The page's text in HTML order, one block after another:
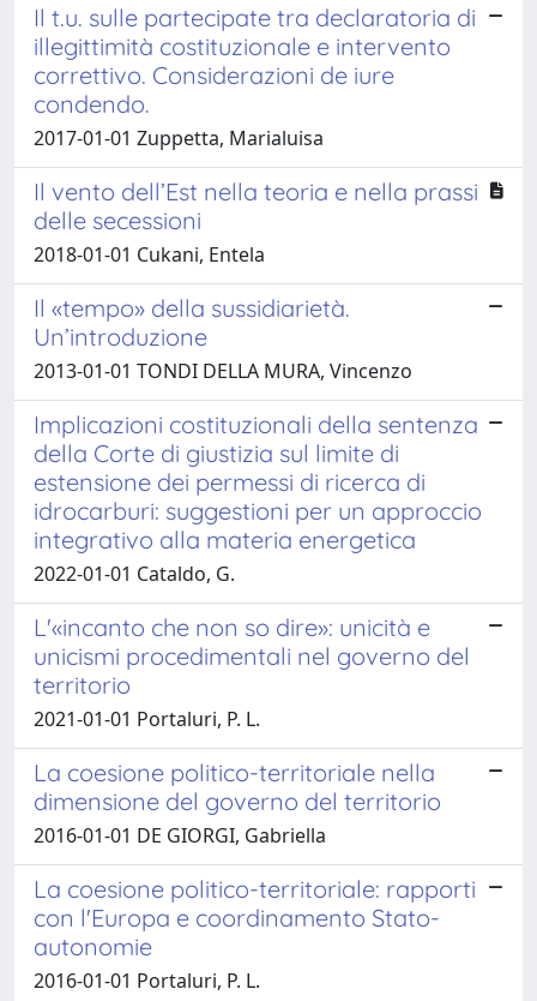
Il t.u. sulle partecipate tra declaratoria di
illegittimità costituzionale e intervento
correttivo. Considerazioni de iure
condendo.
2017-01-01 Zuppetta, Marialuisa
Il vento dell’Est nella teoria e nella prassi
delle secessioni
2018-01-01 Cukani, Entela
Il «tempo» della sussidiarietà.
Un’introduzione
2013-01-01 TONDI DELLA MURA, Vincenzo
Implicazioni costituzionali della sentenza
della Corte di giustizia sul limite di
estensione dei permessi di ricerca di
idrocarburi: suggestioni per un approccio
integrativo alla materia energetica
2022-01-01 Cataldo, G.
L'«incanto che non so dire»: unicità e
unicismi procedimentali nel governo del
territorio
2021-01-01 Portaluri, P. L.
La coesione politico-territoriale nella
dimensione del governo del territorio
2016-01-01 DE GIORGI, Gabriella
La coesione politico-territoriale: rapporti
con l'Europa e coordinamento Stato-
autonomie
2016-01-01 Portaluri, P. L.